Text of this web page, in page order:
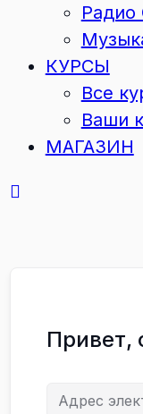
КУРСЫ
Все
Ваши
МАГАЗИН
Привет,